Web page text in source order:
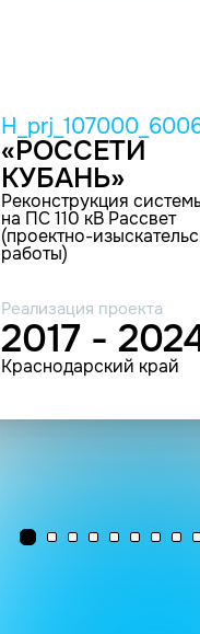
«РОССЕТИ
КУБАНЬ»
Реконструкция
на ПС 110 кВ Рассвет
(проектно-
работы)
Реализация проекта
2017 -
Краснодарский край